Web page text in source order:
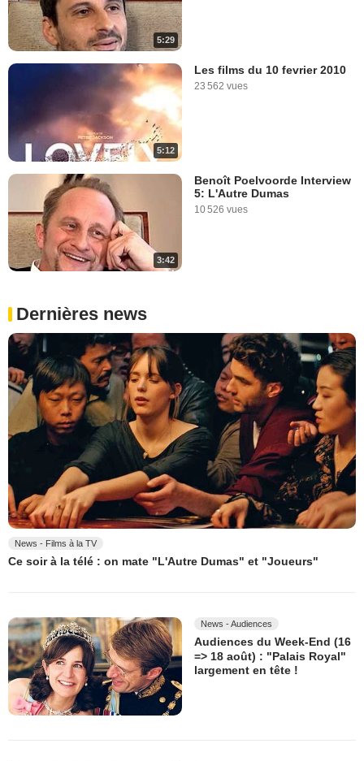
5:29
5:12
Les films du 10 fevrier 2010
23 562 vues
3:42
Benoît Poelvoorde Interview
5: L'Autre Dumas
10 526 vues
Dernières news
News - Films à la TV
Ce soir à la télé : on mate "L'Autre Dumas" et "Joueurs"
News - Audiences
Audiences du Week-End (16
=> 18 août) : "Palais Royal"
largement en tête !